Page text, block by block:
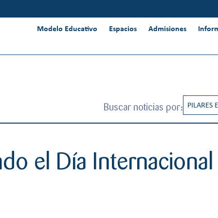
Modelo Educativo Espacios Admisiones
Buscar noticias por: PILARES
el Día Internacional